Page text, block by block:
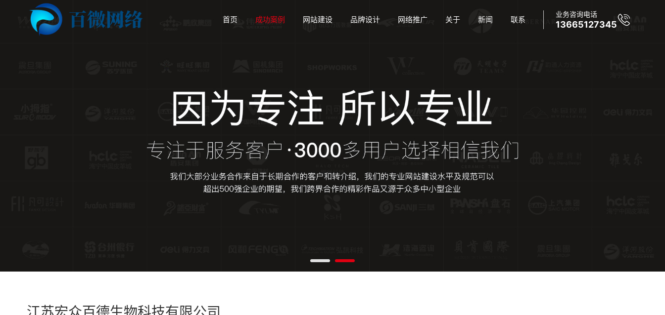
首页 成功案例 网站建设 品牌设计 网络推广 关于 新闻 联系
业务咨询电话
13665127345